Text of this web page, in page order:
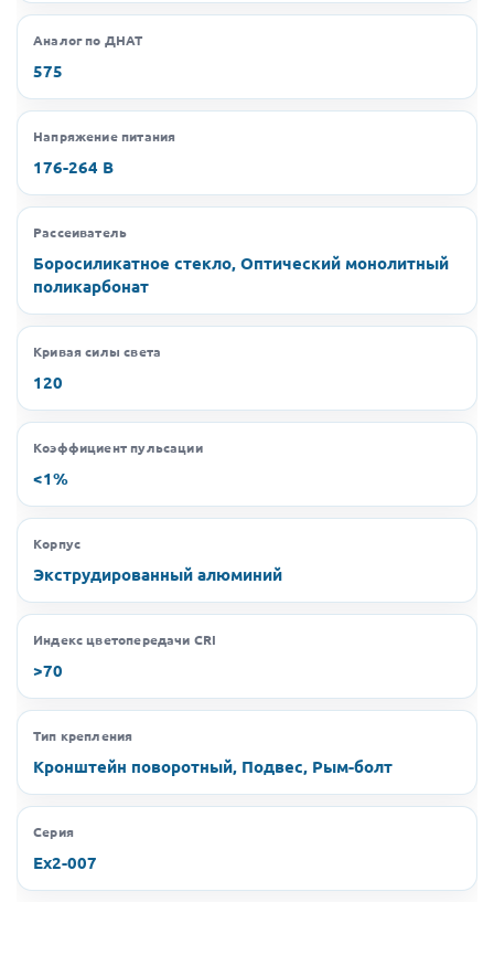
Аналог по ДНАТ
575
Напряжение питания
176-264 В
Рассеиватель
Боросиликатное стекло, Оптический монолитный
поликарбонат
Кривая силы света
120
Коэффициент пульсации
<1%
Корпус
Экструдированный алюминий
Индекс цветопередачи CRI
>70
Тип крепления
Кронштейн поворотный, Подвес, Рым-болт
Серия
Ex2-007